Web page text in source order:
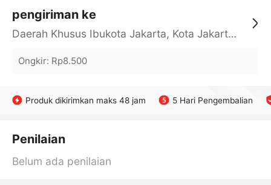
pengiriman ke
Daerah Khusus Ibukota Jakarta, Kota Jakarta Barat, Cengkareng, yy
Ongkir: Rp8.500
Produk dikirimkan maks 48 jam 5 Hari Pengembalian
Penilaian
Belum ada penilaian